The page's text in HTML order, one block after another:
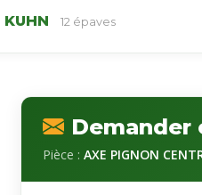
KUHN 12 épaves
Pièce : AXE PIGNON